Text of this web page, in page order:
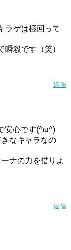
ラゲは極回って
殺です（笑）
返信
安心です(^ω^)
なキャラなの
ナの力を借りよ
返信